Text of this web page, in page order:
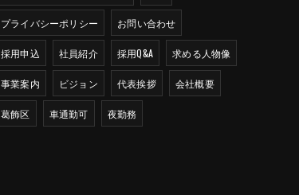
プライバシーポリシー お問い合わせ
採用申込 社員紹介 採用Q&A 求める人物像
事業案内 ビジョン 代表挨拶 会社概要
葛飾区 車通勤可 夜勤務